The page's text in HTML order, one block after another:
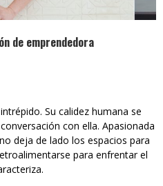
de emprendedora
Su calidez humana se
con ella. Apasionada
deja de lado los espacios para
para enfrentar el